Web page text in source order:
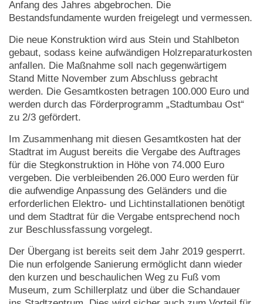
Anfang des Jahres abgebrochen. Die
Bestandsfundamente wurden freigelegt und vermessen.
Die neue Konstruktion wird aus Stein und Stahlbeton
gebaut, sodass keine aufwändigen Holzreparaturkosten
anfallen. Die Maßnahme soll nach gegenwärtigem
Stand Mitte November zum Abschluss gebracht
werden. Die Gesamtkosten betragen 100.000 Euro und
werden durch das Förderprogramm „Stadtumbau Ost“
zu 2/3 gefördert.
Im Zusammenhang mit diesen Gesamtkosten hat der
Stadtrat im August bereits die Vergabe des Auftrages
für die Stegkonstruktion in Höhe von 74.000 Euro
vergeben. Die verbleibenden 26.000 Euro werden für
die aufwendige Anpassung des Geländers und die
erforderlichen Elektro- und Lichtinstallationen benötigt
und dem Stadtrat für die Vergabe entsprechend noch
zur Beschlussfassung vorgelegt.
Der Übergang ist bereits seit dem Jahr 2019 gesperrt.
Die nun erfolgende Sanierung ermöglicht dann wieder
den kurzen und beschaulichen Weg zu Fuß vom
Museum, zum Schillerplatz und über die Schandauer